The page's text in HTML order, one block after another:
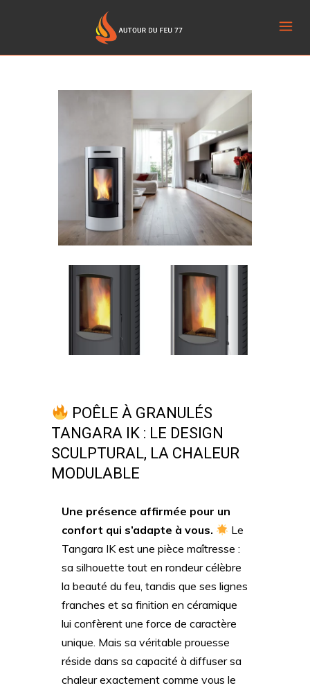
POÊLE À GRANULÉS
TANGARA IK : LE DESIGN
SCULPTURAL, LA CHALEUR
MODULABLE
Une présence affirmée pour un
confort qui s’adapte à vous.
Le
Tangara IK est une pièce maîtresse :
sa silhouette tout en rondeur célèbre
la beauté du feu, tandis que ses lignes
franches et sa finition en céramique
lui confèrent une force de caractère
unique. Mais sa véritable prouesse
réside dans sa capacité à diffuser sa
chaleur exactement comme vous le